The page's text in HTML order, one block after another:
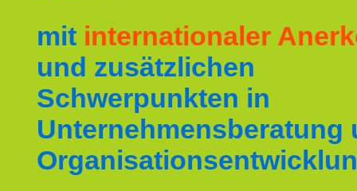
mit internationaler
und zusätzlichen
Schwerpunkten in
Unternehmensberatung